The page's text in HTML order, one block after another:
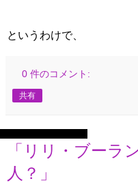
というわけで、
0 件のコメント:
共有
「リリ・ブーラ
人？」